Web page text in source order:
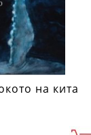
на кита